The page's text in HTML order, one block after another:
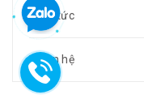
Tin tức
Liên hệ